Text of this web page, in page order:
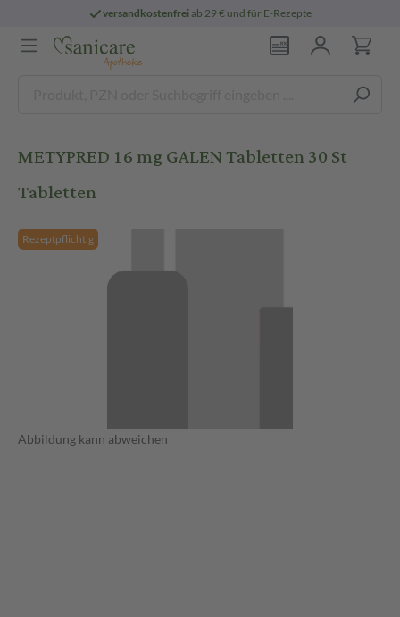
versandkostenfreiab 29 € und für E-Rezepte
METYPRED 16 mg GALEN Tabletten 30 St
Tabletten
Rezeptpflichtig
Abbildung kann abweichen